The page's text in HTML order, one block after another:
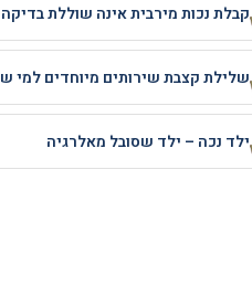
קבלת נכות מירבית אינה שוללת
שלילת קצבת שירותים מיוחדים למי
ילד נכה – ילד שסובל מאלרגיה